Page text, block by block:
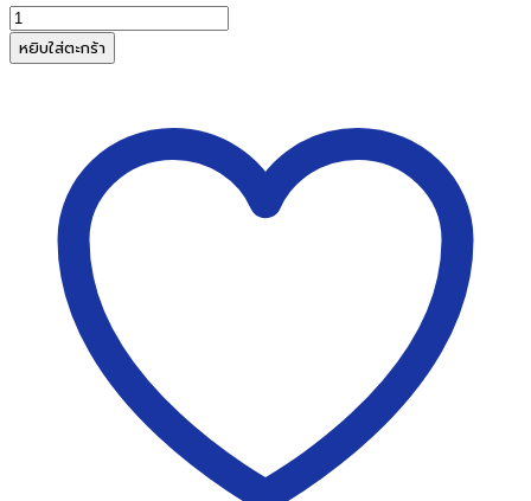
จำนวน
เครื่อง
ทำลาย
LX201(12
หยิบใส่ตะกร้า